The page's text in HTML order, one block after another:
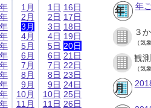
1月
2月
3月
4月
5月
6月
7月
8月
9月
10月
11月
1日
2日
3日
4日
5日
6日
7日
8日
9日
10日
11日
16日
17日
18日
19日
20日
21日
22日
23日
24日
25日
26日
年
３
（気
観
（気